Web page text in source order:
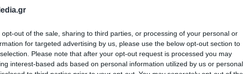
opt-out of the sale, sharing to third parties, or processing of your personal or
for targeted advertising by us, please use the below opt-out section to
Please note that after your opt-out request is processed you may
interest-based ads based on personal information utilized by us or personal